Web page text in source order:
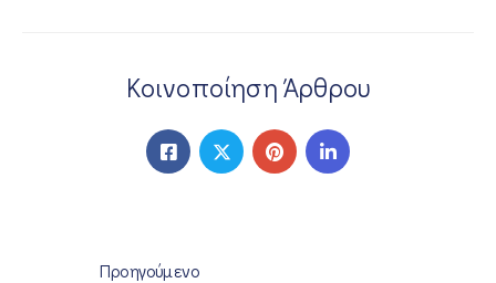
Κοινοποίηση Άρθρου
Προηγούμενο